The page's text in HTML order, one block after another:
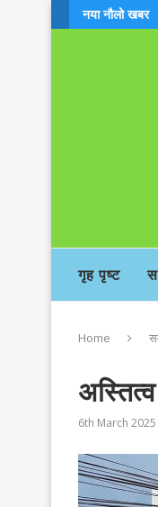
नया नौलो खबर
गृह पृष्ट
Home
6th March 2025